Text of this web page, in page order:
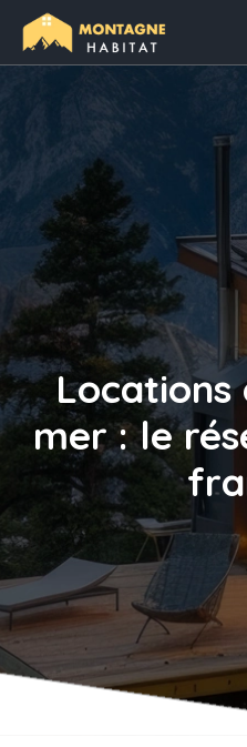
Locations
mer : le